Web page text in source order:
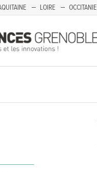
LOIRE OCCITANIE